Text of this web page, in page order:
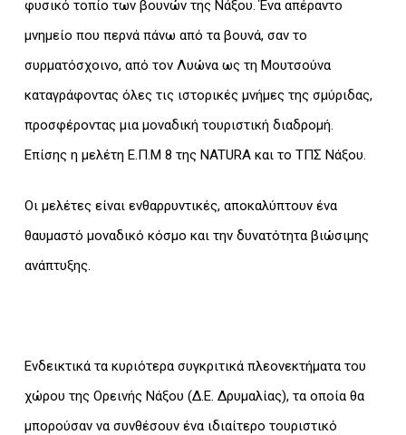
φυσικό τοπίο των βουνών της Νάξου. Ένα απέραντο
μνημείο που περνά πάνω από τα βουνά, σαν το
συρματόσχοινο, από τον Λυώνα ως τη Μουτσούνα
καταγράφοντας όλες τις ιστορικές μνήμες της σμύριδας,
προσφέροντας μια μοναδική τουριστική διαδρομή.
Επίσης η μελέτη Ε.Π.Μ 8 της NATURA και το ΤΠΣ Νάξου.
Οι μελέτες είναι ενθαρρυντικές, αποκαλύπτουν ένα
θαυμαστό μοναδικό κόσμο και την δυνατότητα βιώσιμης
ανάπτυξης.
Ενδεικτικά τα κυριότερα συγκριτικά πλεονεκτήματα του
χώρου της Ορεινής Νάξου (Δ.Ε. Δρυμαλίας), τα οποία θα
μπορούσαν να συνθέσουν ένα ιδιαίτερο τουριστικό